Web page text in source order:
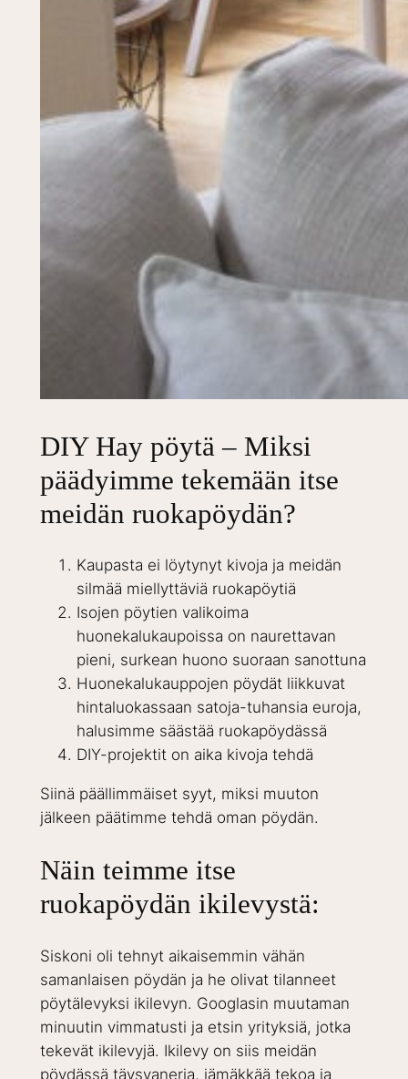
DIY Hay pöytä – Miksi
päädyimme tekemään itse
meidän ruokapöydän?
Kaupasta ei löytynyt kivoja ja meidän
silmää miellyttäviä ruokapöytiä
Isojen pöytien valikoima
huonekalukaupoissa on naurettavan
pieni, surkean huono suoraan sanottuna
Huonekalukauppojen pöydät liikkuvat
hintaluokassaan satoja-tuhansia euroja,
halusimme säästää ruokapöydässä
DIY-projektit on aika kivoja tehdä
Siinä päällimmäiset syyt, miksi muuton
jälkeen päätimme tehdä oman pöydän.
Näin teimme itse
ruokapöydän ikilevystä:
Siskoni oli tehnyt aikaisemmin vähän
samanlaisen pöydän ja he olivat tilanneet
pöytälevyksi ikilevyn. Googlasin muutaman
minuutin vimmatusti ja etsin yrityksiä, jotka
tekevät ikilevyjä. Ikilevy on siis meidän
pöydässä täysvaneria, jämäkkää tekoa ja